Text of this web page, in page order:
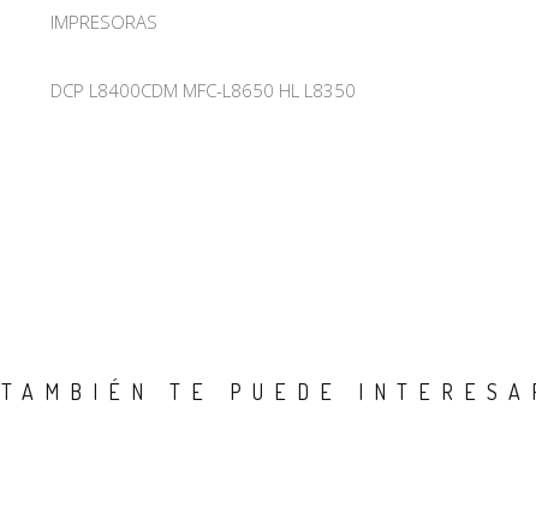
IMPRESORAS
DCP L8400CDM MFC-L8650 HL L8350
TAMBIÉN TE PUEDE